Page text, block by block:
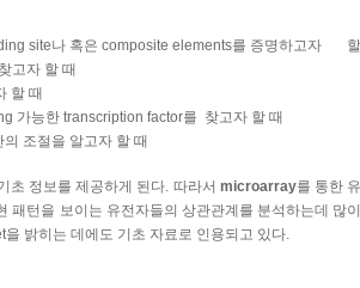
site나 혹은 composite elements를 증명하고자
고자 할 때
할 때
가능한 transcription factor를 찾고자 할 때
조절을 알고자 할 때
초 정보를 제공하게 된다. 따라서 microarray를 통한
패턴을 보이는 유전자들의 상관관계를 분석하는데 많
밝히는 데에도 기초 자료로 인용되고 있다.